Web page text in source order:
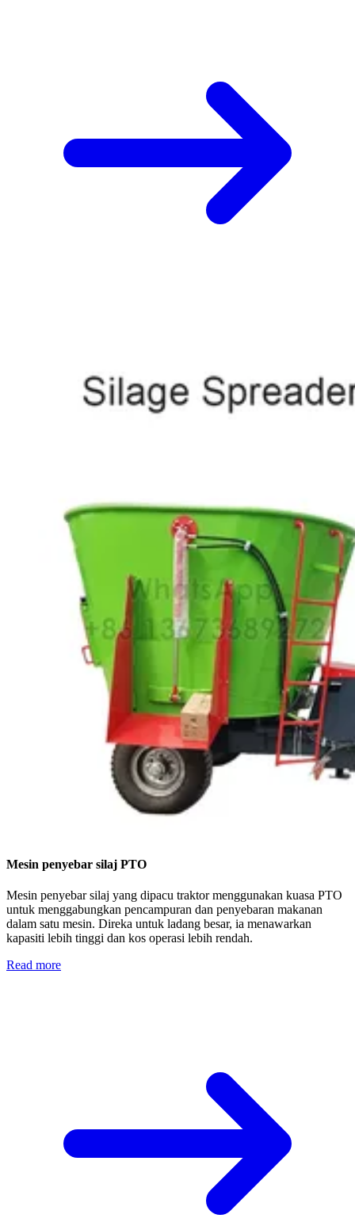
Mesin penyebar silaj PTO
Mesin penyebar silaj yang dipacu traktor menggunakan kuasa PTO
untuk menggabungkan pencampuran dan penyebaran makanan
dalam satu mesin. Direka untuk ladang besar, ia menawarkan
kapasiti lebih tinggi dan kos operasi lebih rendah.
Read more